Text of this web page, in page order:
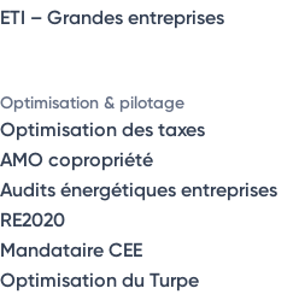
ETI – Grandes entreprises
Optimisation & pilotage
Optimisation des taxes
AMO copropriété
Audits énergétiques entreprises
RE2020
Mandataire CEE
Optimisation du Turpe